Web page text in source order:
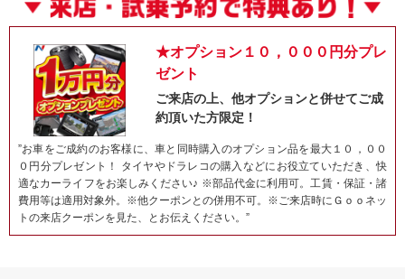
★オプション１０，０００円分プレ
ゼント
ご来店の上、他オプションと併せてご成
約頂いた方限定！
”お車をご成約のお客様に、車と同時購入のオプション品を最大１０，００
０円分プレゼント！ タイヤやドラレコの購入などにお役立ていただき、快
適なカーライフをお楽しみください♪ ※部品代金に利用可。工賃・保証・諸
費用等は適用対象外。※他クーポンとの併用不可。※ご来店時にＧｏｏネッ
トの来店クーポンを見た、とお伝えください。”